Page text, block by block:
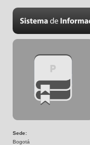
Sede:
Bogotá